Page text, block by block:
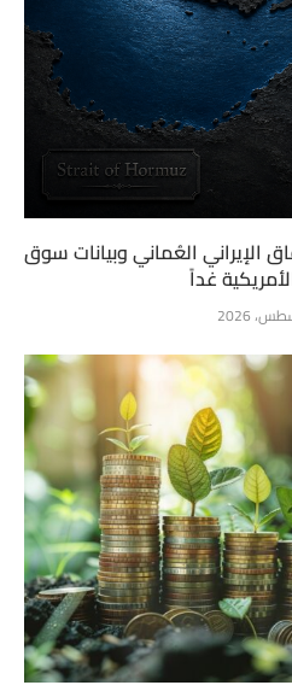
الإيراني العُماني وبيانات سوق
غداً